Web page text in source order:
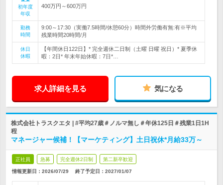
初年度
年収
400万円～600万円
勤務
時間
9:00～17:30（実働7.5時間/休憩60分）時間外労働有無:有※平均
残業時間20時間/月
休日
休暇
【年間休日122日】* 完全週休二日制（土曜 日曜 祝日）* 夏季休
暇：2日* 年末年始休暇：7日*…
求人詳細を見る 気になる
株式会社トラスクエタ | #平均27歳＃ノルマ無し＃年休125日＃残業1日1H
程
マネージャー候補！【マーケティング】土日祝休*月給33万～
正社員 急募 完全週休2日制 第二新卒歓迎
情報更新日：2026/07/29 終了予定日： 2027/01/07